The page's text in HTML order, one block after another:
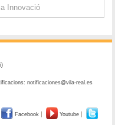
Innovació
notificaciones@vila-real.es
Facebook Youtube